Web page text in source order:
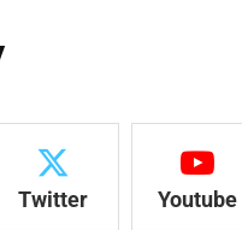
Twitter Youtube